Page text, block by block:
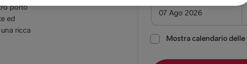
porto
ed
ricca
Belfast → Cairnryan
Belfast → Liverpool
Cairnryan → Belfast
Mostra calendario